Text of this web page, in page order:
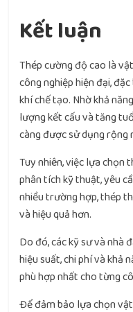
Kết luận
Thép cường độ cao là
công nghiệp hiện đại,
khí chế tạo. Nhờ khả
lượng kết cấu và tăng
càng được sử dụng rộng
Tuy nhiên, việc lựa chọn
phân tích kỹ thuật, yêu
nhiều trường hợp, thép
và hiệu quả hơn.
Do đó, các kỹ sư và nhà
hiệu suất, chi phí và khả
phù hợp nhất cho từng
Để đảm bảo lựa chọn